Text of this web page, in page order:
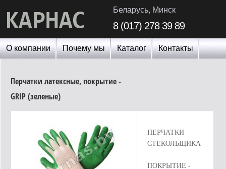
Беларусь, Минск
8 (017) 278 39 89
О компании Почему мы Каталог Контакты
Перчатки латексные, покрытие -
GRIP (зеленые)
ПЕРЧАТКИ
СТЕКОЛЬЩИКА
ПОКРЫТИЕ -